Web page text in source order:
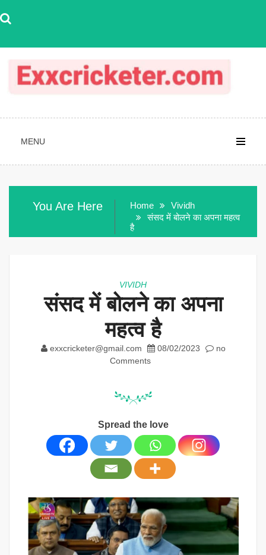
to
MENU
You Are Here Home
Vividh
संसद में बोलने का अपना महत्व
है
VIVIDH
संसद में बोलने का अपना
महत्व है
exxcricketer@gmail.com 08/02/2023
no
Comments
Spread the love